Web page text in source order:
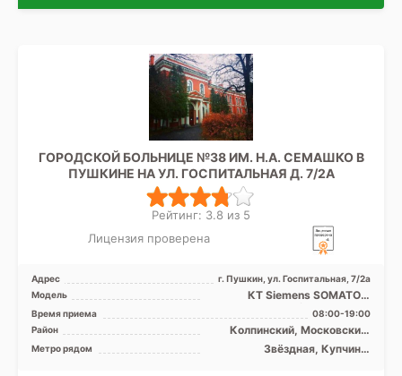
ГОРОДСКОЙ БОЛЬНИЦЕ №38 ИМ. Н.А. СЕМАШКО В
ПУШКИНЕ НА УЛ. ГОСПИТАЛЬНАЯ Д. 7/2А
Рейтинг: 3.8 из 5
Лицензия проверена
Адрес
г. Пушкин, ул. Госпитальная, 7/2а
Модель
КТ Siemens SOMATOM
Emotion 16 срезов
Время приема
08:00-19:00
Район
Колпинский, Московский,
Пушкинский, Лен. область
Метро рядом
Звёздная, Купчино,